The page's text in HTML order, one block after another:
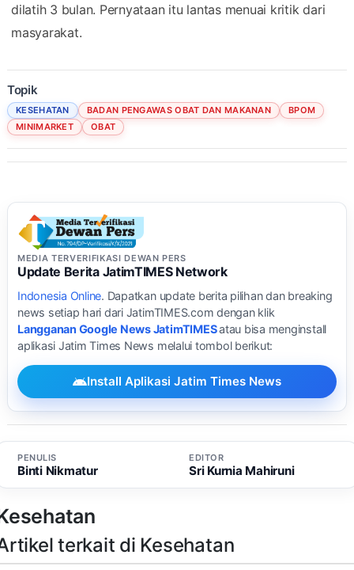
dilatih 3 bulan. Pernyataan itu lantas menuai kritik dari
masyarakat.
Topik
KESEHATAN BADAN PENGAWAS OBAT DAN MAKANAN
BPOM
MINIMARKET
OBAT
MEDIA TERVERIFIKASI DEWAN PERS
Update Berita JatimTIMES Network
Indonesia Online. Dapatkan update berita pilihan dan breaking
news setiap hari dari JatimTIMES.com dengan klik
Langganan Google News JatimTIMESatau bisa menginstall
aplikasi Jatim Times News melalui tombol berikut:
Install Aplikasi Jatim Times News
PENULIS
Binti Nikmatur
EDITOR
Sri Kurnia Mahiruni
terkait di Kesehatan